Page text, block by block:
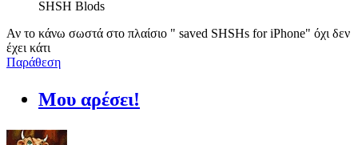
SHSH Blods
Αν το κάνω σωστά στο πλαίσιο " saved SHSHs for iPhone" όχι δεν
έχει κάτι
Παράθεση
Μου αρέσει!